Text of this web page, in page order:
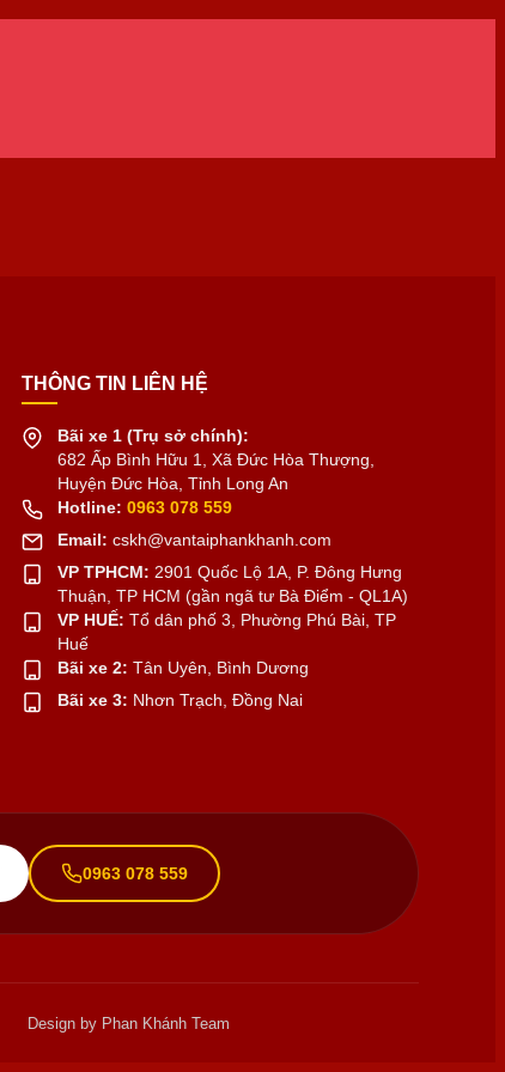
THÔNG TIN LIÊN HỆ
Bãi xe 1 (Trụ sở chính):
682 Ấp Bình Hữu 1, Xã Đức Hòa Thượng,
Huyện Đức Hòa, Tỉnh Long An
Hotline: 0963 078 559
Email: cskh@vantaiphankhanh.com
VP TPHCM: 2901 Quốc Lộ 1A, P. Đông Hưng
Thuận, TP HCM (gần ngã tư Bà Điểm - QL1A)
VP HUẾ: Tổ dân phố 3, Phường Phú Bài, TP
Huế
Bãi xe 2: Tân Uyên, Bình Dương
Bãi xe 3: Nhơn Trạch, Đồng Nai
0963 078 559
Design by Phan Khánh Team